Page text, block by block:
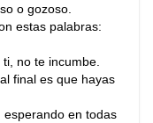
o gozoso.
estas palabras:
no te incumbe.
final es que hayas
en todas